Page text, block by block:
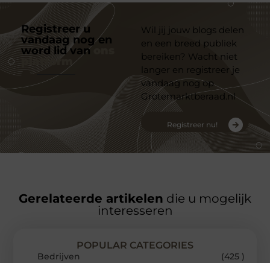
Registreer u
vandaag nog en
word lid van
platform
Wil jij jouw blogs delen
en een breed publiek
bereiken? Wacht niet
langer en registreer je
vandaag nog op
Grotemarktberaad.nl
Registreer nu!
Gerelateerde artikelen die u mogelijk
interesseren
POPULAR CATEGORIES
Bedrijven
(425 )